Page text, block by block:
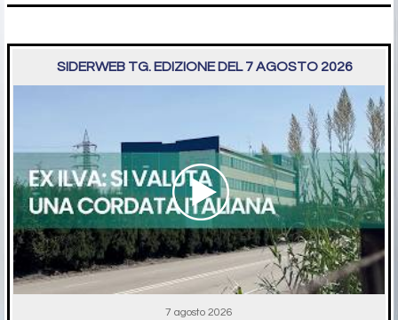
SIDERWEB TG. EDIZIONE DEL 7 AGOSTO 2026
7 agosto 2026